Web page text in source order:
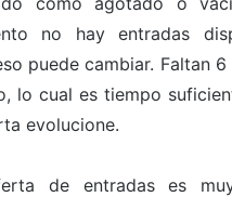
no hay entradas
puede cambiar. Faltan 6
lo cual es tiempo
evolucione.
de entradas es